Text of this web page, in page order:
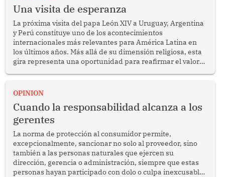
Una visita de esperanza
La próxima visita del papa León XIV a Uruguay, Argentina
y Perú constituye uno de los acontecimientos
internacionales más relevantes para América Latina en
los últimos años. Más allá de su dimensión religiosa, esta
gira representa una oportunidad para reafirmar el valor
enfrenta desafíos en materia de desarrollo, cohesión
OPINION
Cuando la responsabilidad alcanza a los
gerentes
La norma de protección al consumidor permite,
excepcionalmente, sancionar no solo al proveedor, sino
también a las personas naturales que ejercen su
dirección, gerencia o administración, siempre que estas
personas hayan participado con dolo o culpa inexcusable